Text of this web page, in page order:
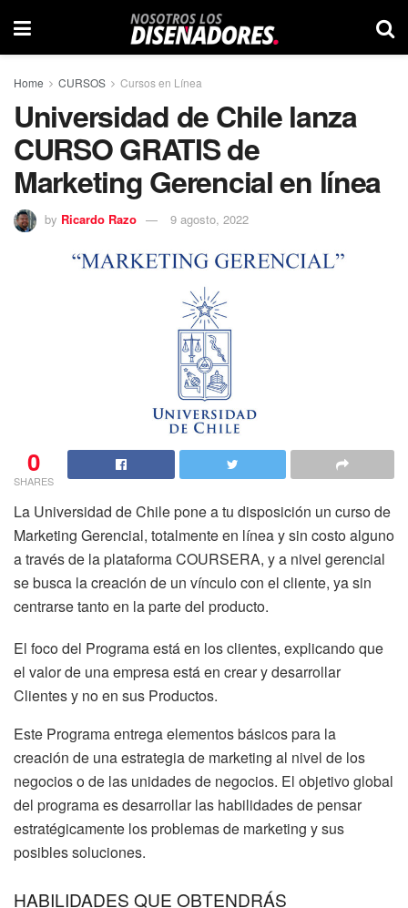
Home CURSOS Cursos en Línea
Universidad de Chile lanza
CURSO GRATIS de
Marketing Gerencial en línea
by Ricardo Razo 9 agosto, 2022
0
SHARES
La Universidad de Chile pone a tu disposición un curso de
Marketing Gerencial, totalmente en línea y sin costo alguno
a través de la plataforma COURSERA, y a nivel gerencial
se busca la creación de un vínculo con el cliente, ya sin
centrarse tanto en la parte del producto.
El foco del Programa está en los clientes, explicando que
el valor de una empresa está en crear y desarrollar
Clientes y no en sus Productos.
Este Programa entrega elementos básicos para la
creación de una estrategia de marketing al nivel de los
negocios o de las unidades de negocios. El objetivo global
del programa es desarrollar las habilidades de pensar
estratégicamente los problemas de marketing y sus
posibles soluciones.
HABILIDADES QUE OBTENDRÁS